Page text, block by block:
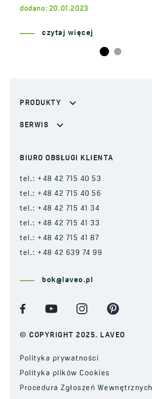
dodano: 20.01.2023
czytaj więcej
PRODUKTY
SERWIS
BIURO OBSŁUGI KLIENTA
tel.: +48 42 715 40 53
tel.: +48 42 715 40 56
tel.: +48 42 715 41 34
tel.: +48 42 715 41 33
tel.: +48 42 715 41 87
tel.: +48 42 639 74 99
bok@laveo.pl
© COPYRIGHT 2025. LAVEO
Polityka prywatności
Polityka plików Cookies
Procedura Zgłoszeń Wewnętrznych